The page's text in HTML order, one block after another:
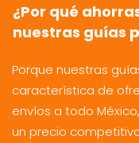
¿Por qué
nuestras guías
Porque nuestras
característica de
envíos a todo
un precio